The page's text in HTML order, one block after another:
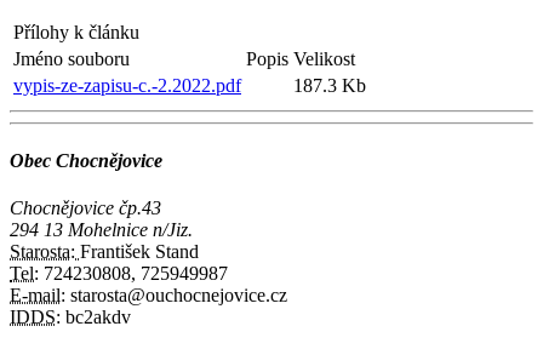
Přílohy k článku
Jméno souboru
Popis Velikost
vypis-ze-zapisu-c.-2.2022.pdf
187.3 Kb
Obec Chocnějovice
Chocnějovice čp.43
294 13 Mohelnice n/Jiz.
Starosta: František Stand
Tel: 724230808, 725949987
E-mail: starosta@ouchocnejovice.cz
IDDS: bc2akdv